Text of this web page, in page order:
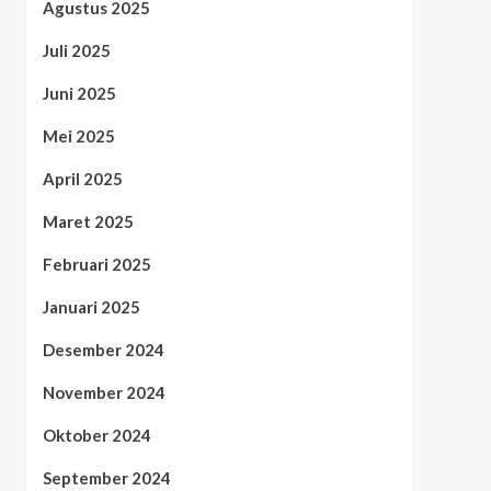
Agustus 2025
Juli 2025
Juni 2025
Mei 2025
April 2025
Maret 2025
Februari 2025
Januari 2025
Desember 2024
November 2024
Oktober 2024
September 2024